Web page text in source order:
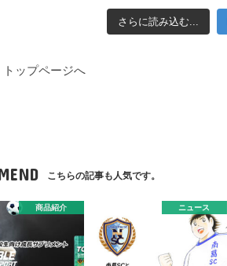
さらに読み込む...
トップページへ
こちらの記事も人気です。
商品紹介 ニュース